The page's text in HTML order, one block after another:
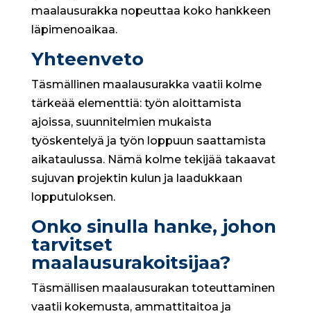
maalausurakka nopeuttaa koko hankkeen
läpimenoaikaa.
Yhteenveto
Täsmällinen maalausurakka vaatii kolme
tärkeää elementtiä: työn aloittamista
ajoissa, suunnitelmien mukaista
työskentelyä ja työn loppuun saattamista
aikataulussa. Nämä kolme tekijää takaavat
sujuvan projektin kulun ja laadukkaan
lopputuloksen.
Onko sinulla hanke, johon
tarvitset
maalausurakoitsijaa?
Täsmällisen maalausurakan toteuttaminen
vaatii kokemusta, ammattitaitoa ja